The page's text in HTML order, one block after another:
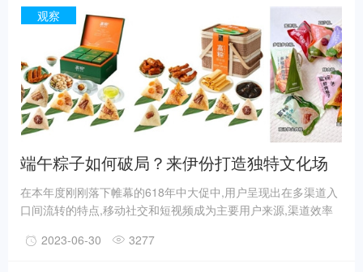
观察
端午粽子如何破局？来伊份打造独特文化场
域
在本年度刚刚落下帷幕的618年中大促中,用户呈现出在多渠道入
口间流转的特点,移动社交和短视频成为主要用户来源,渠道效率
是广大商家营销阵地布局的重要一环。“高粽”是来伊份沉淀多年
2023-06-30 3277